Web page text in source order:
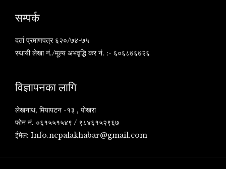
सम्पर्क
दर्ता प्रमाणपत्र ६२०/७४-७५
स्थायी लेखा नं./मूल्य अभवृद्धि कर नं. :- ६०६८७६७२६
विज्ञापनका लागि
लेखनाथ, मियापटन -१३ , पोखरा
फोन नं. ०६१५५१५४९ / ९८४६१५२९६७
ईमेल: Info.nepalakhabar@gmail.com